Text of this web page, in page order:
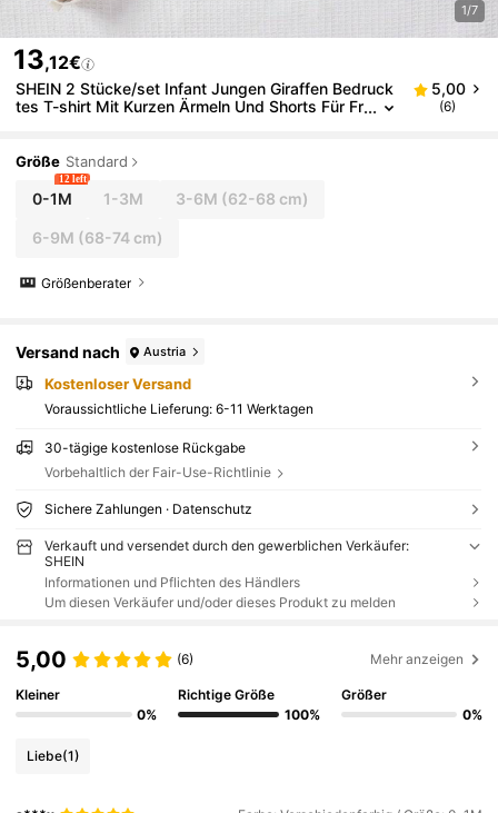
1/7
13,12€
SHEIN 2 Stücke/set Infant Jungen Giraffen Bedruck
tes T-shirt Mit Kurzen Ärmeln Und Shorts Für Fr
5,00
(6)
Größe Standard
0-1M
12 left
1-3M 3-6M (62-68 cm)
6-9M (68-74 cm)
Größenberater
Versand nach Austria
Kostenloser Versand
Voraussichtliche Lieferung: 6-11 Werktagen
30-tägige kostenlose Rückgabe
Vorbehaltlich der Fair-Use-Richtlinie
Sichere Zahlungen · Datenschutz
Verkauft und versendet durch den gewerblichen Verkäufer:
SHEIN
Informationen und Pflichten des Händlers
Um diesen Verkäufer und/oder dieses Produkt zu melden
5,00 (6) Mehr anzeigen
Kleiner
0%
Richtige Größe
100%
Größer
0%
Liebe(1)